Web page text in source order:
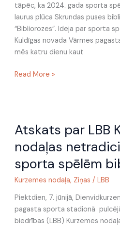
tāpēc, ka 2024. gada sporta
laurus plūca Skrundas puses
“Bibliorozes”. Ideja par sporta
Kuldīgas novada Vārmes
mēs katru dienu kaut
Read More »
Atskats par LBB
nodaļas
sporta spēlēm
Kurzemes nodaļa, Ziņas / LBB
Piektdien, 7. jūnijā,
pagasta sporta stadionā
biedrības (LBB) Kurzemes
par
Kurzemes
nodaļas
netradicionālajām
spēlēm
bibliotekāriem